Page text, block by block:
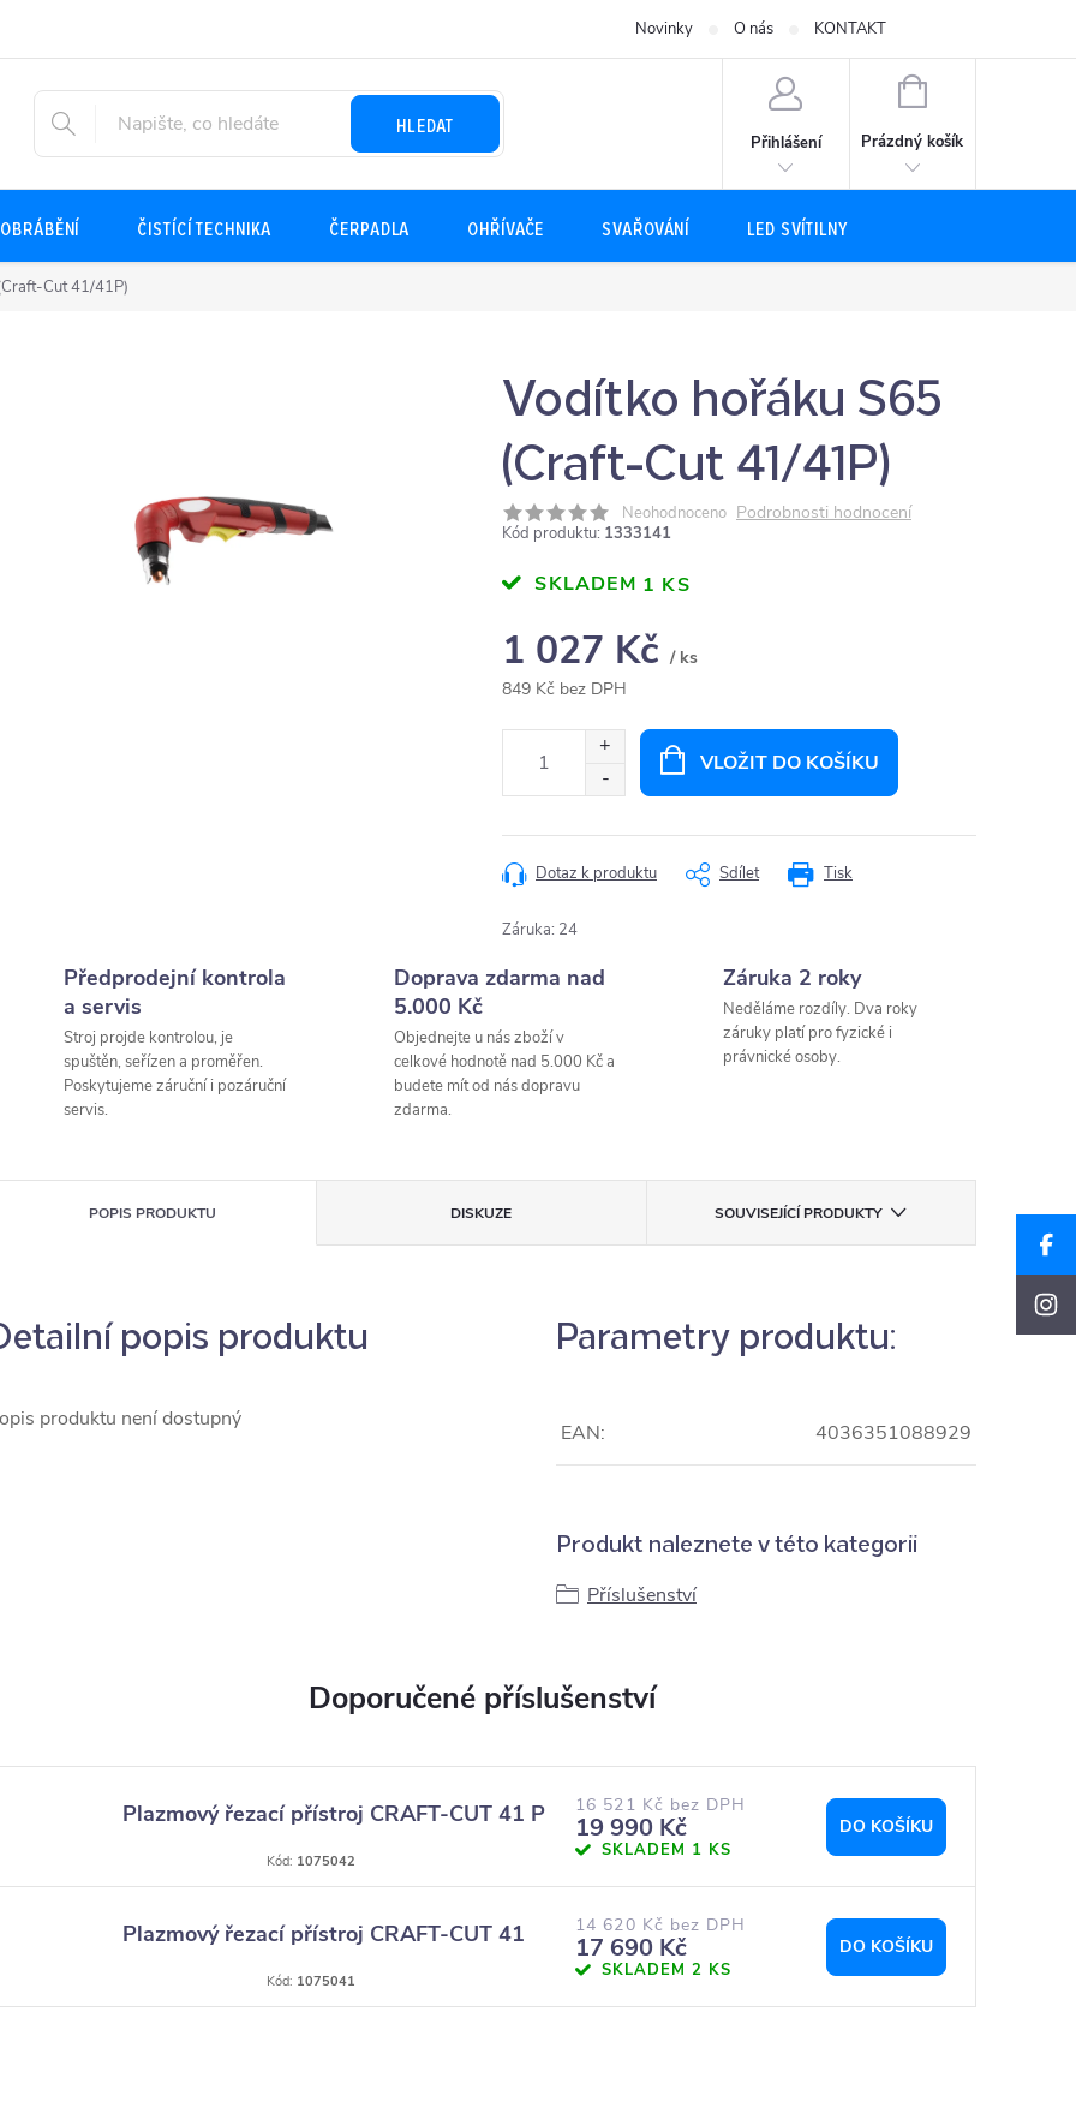
Novinky O nás KONTAKT
HLEDAT
Přihlášení
NÁKUPNÍ
Prázdný košík
ČISTÍCÍ TECHNIKA ČERPADLA OHŘÍVAČE SVAŘOVÁNÍ LED SVÍTILNY
Cut 41/41P)
Vodítko hořáku S65
(Craft-Cut 41/41P)
Neohodnoceno Podrobnosti hodnocení
Kód produktu: 1333141
SKLADEM 1 KS
1 027 Kč / ks
849 Kč bez DPH
VLOŽIT DO KOŠÍKU
Tisk
Dotaz k produktu Sdílet
Záruka: 24
Předprodejní kontrola
a servis
Stroj projde kontrolou, je
spuštěn, seřízen a proměřen.
Poskytujeme záruční i pozáruční
servis.
Doprava zdarma nad
5.000 Kč
Objednejte u nás zboží v
celkové hodnotě nad 5.000 Kč a
budete mít od nás dopravu
zdarma.
Záruka 2 roky
Neděláme rozdíly. Dva roky
záruky platí pro fyzické i
právnické osoby.
POPIS PRODUKTU DISKUZE SOUVISEJÍCÍ PRODUKTY
popis produktu
produktu není dostupný
Parametry produktu:
EAN: 4036351088929
Produkt naleznete v této kategorii
Příslušenství
Plazmový řezací přístroj CRAFT-CUT 41 P 16 521 Kč bez DPH
19 990 Kč
SKLADEM 1 KS
DO KOŠÍKU
Kód: 1075042
Plazmový řezací přístroj CRAFT-CUT 41 14 620 Kč bez DPH
17 690 Kč
SKLADEM2 KS
DO KOŠÍKU
Kód: 1075041